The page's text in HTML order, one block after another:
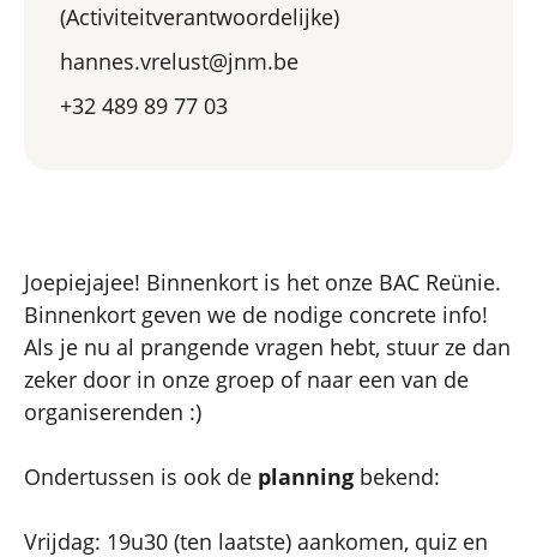
(Activiteitverantwoordelijke)
hannes.vrelust@jnm.be
+32 489 89 77 03
Joepiejajee! Binnenkort is het onze BAC Reünie.
Binnenkort geven we de nodige concrete info!
Als je nu al prangende vragen hebt, stuur ze dan
zeker door in onze groep of naar een van de
organiserenden :)
Ondertussen is ook de planning bekend:
Vrijdag: 19u30 (ten laatste) aankomen, quiz en